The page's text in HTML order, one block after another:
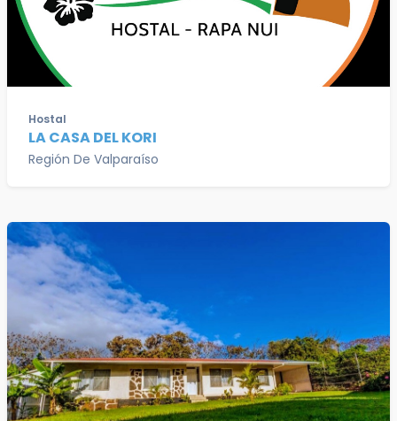
Hostal
LA CASA DEL KORI
Región De Valparaíso